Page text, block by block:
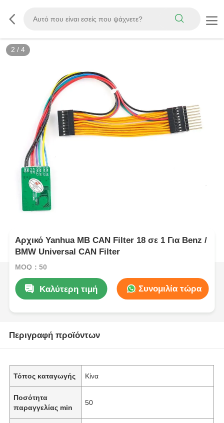
2 / 4
Αρχικό Yanhua MB CAN Filter 18 σε 1 Για Benz /
BMW Universal CAN Filter
MOQ：50
Καλύτερη τιμή Συνομιλία τώρα
Περιγραφή προϊόντων
Τόπος καταγωγής Κίνα
Ποσότητα
παραγγελίας min
50